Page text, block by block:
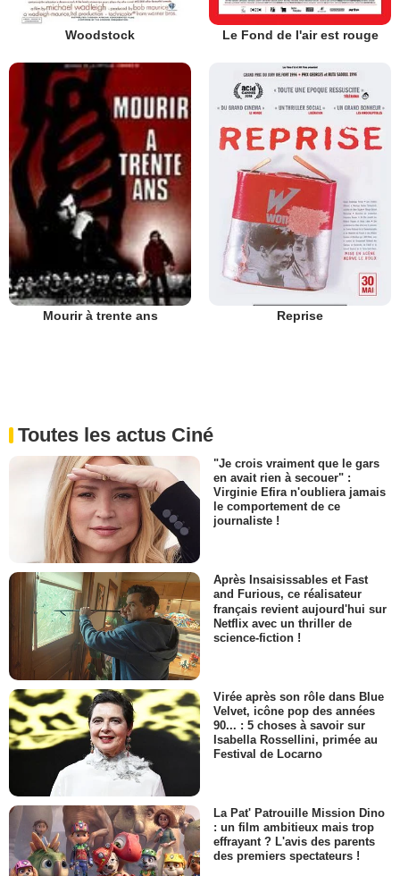
Woodstock Le Fond de l'air est rouge
Mourir à trente ans Reprise
Toutes les actus Ciné
"Je crois vraiment que le gars
en avait rien à secouer" :
Virginie Efira n'oubliera jamais
le comportement de ce
journaliste !
Après Insaisissables et Fast
and Furious, ce réalisateur
français revient aujourd'hui sur
Netflix avec un thriller de
science-fiction !
Virée après son rôle dans Blue
Velvet, icône pop des années
90... : 5 choses à savoir sur
Isabella Rossellini, primée au
Festival de Locarno
La Pat' Patrouille Mission Dino
: un film ambitieux mais trop
effrayant ? L'avis des parents
des premiers spectateurs !